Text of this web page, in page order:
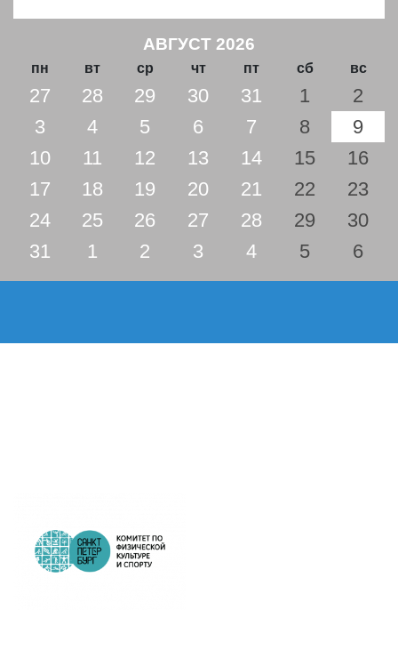
АВГУСТ 2026
пн вт ср чт пт сб вс
27 28 29 30 31 1
2
3
4 5 6 7 8
9
10
11 12 13 14 15
16
17
18 19 20 21 22
23
24
25 26 27 28 29
30
31
1 2 3 4 5 6